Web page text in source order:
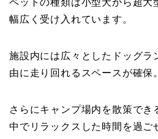
ペットの種類は小型犬から超大
幅広く受け入れています。
施設内には広々としたドッグラ
由に走り回れるスペースが確保。
さらにキャンプ場内を散策でき
中でリラックスした時間を過ご